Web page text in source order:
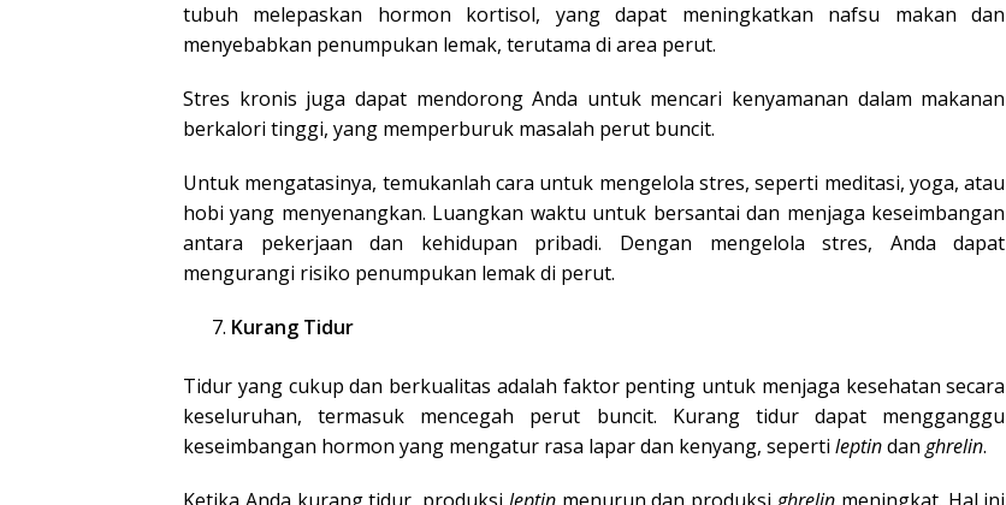
tubuh melepaskan hormon kortisol, yang dapat meningkatkan nafsu makan dan
menyebabkan penumpukan lemak, terutama di area perut.
Stres kronis juga dapat mendorong Anda untuk mencari kenyamanan dalam makanan
berkalori tinggi, yang memperburuk masalah perut buncit.
Untuk mengatasinya, temukanlah cara untuk mengelola stres, seperti meditasi, yoga, atau
hobi yang menyenangkan. Luangkan waktu untuk bersantai dan menjaga keseimbangan
antara pekerjaan dan kehidupan pribadi. Dengan mengelola stres, Anda dapat
mengurangi risiko penumpukan lemak di perut.
Kurang Tidur
Tidur yang cukup dan berkualitas adalah faktor penting untuk menjaga kesehatan secara
keseluruhan, termasuk mencegah perut buncit. Kurang tidur dapat mengganggu
keseimbangan hormon yang mengatur rasa lapar dan kenyang, seperti leptindan ghrelin.